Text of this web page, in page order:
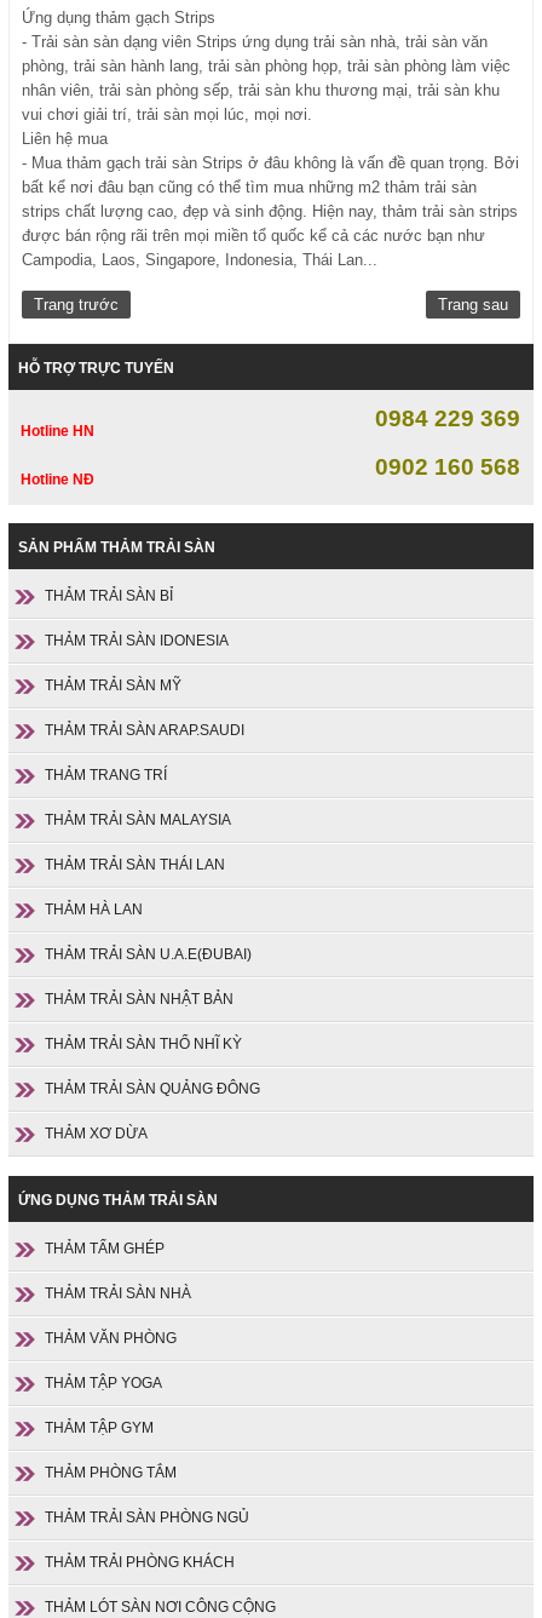
Ứng dụng thảm gạch Strips
- Trải sàn sàn dạng viên Strips ứng dụng trải sàn nhà, trải sàn văn
phòng, trải sàn hành lang, trải sàn phòng họp, trải sàn phòng làm việc
nhân viên, trải sàn phòng sếp, trải sàn khu thương mại, trải sàn khu
vui chơi giải trí, trải sàn mọi lúc, mọi nơi.
Liên hệ mua
- Mua thảm gạch trải sàn Strips ở đâu không là vấn đề quan trọng. Bởi
bất kể nơi đâu bạn cũng có thể tìm mua những m2 thảm trải sàn
strips chất lượng cao, đẹp và sinh động. Hiện nay, thảm trải sàn strips
được bán rộng rãi trên mọi miền tổ quốc kể cả các nước bạn như
Campodia, Laos, Singapore, Indonesia, Thái Lan...
Trang trước Trang sau
HỖ TRỢ TRỰC TUYẾN
Hotline HN 0984 229 369
Hotline NĐ 0902 160 568
SẢN PHẨM THẢM TRẢI SÀN
THẢM TRẢI SÀN BỈ
THẢM TRẢI SÀN IDONESIA
THẢM TRẢI SÀN MỸ
THẢM TRẢI SÀN ARAP.SAUDI
THẢM TRANG TRÍ
THẢM TRẢI SÀN MALAYSIA
THẢM TRẢI SÀN THÁI LAN
THẢM HÀ LAN
THẢM TRẢI SÀN U.A.E(ĐUBAI)
THẢM TRẢI SÀN NHẬT BẢN
THẢM TRẢI SÀN THỔ NHĨ KỲ
THẢM TRẢI SÀN QUẢNG ĐÔNG
THẢM XƠ DỪA
ỨNG DỤNG THẢM TRẢI SÀN
THẢM TẤM GHÉP
THẢM TRẢI SÀN NHÀ
THẢM VĂN PHÒNG
THẢM TẬP YOGA
THẢM TẬP GYM
THẢM PHÒNG TẮM
THẢM TRẢI SÀN PHÒNG NGỦ
THẢM TRẢI PHÒNG KHÁCH
THẢM LÓT SÀN NƠI CÔNG CỘNG